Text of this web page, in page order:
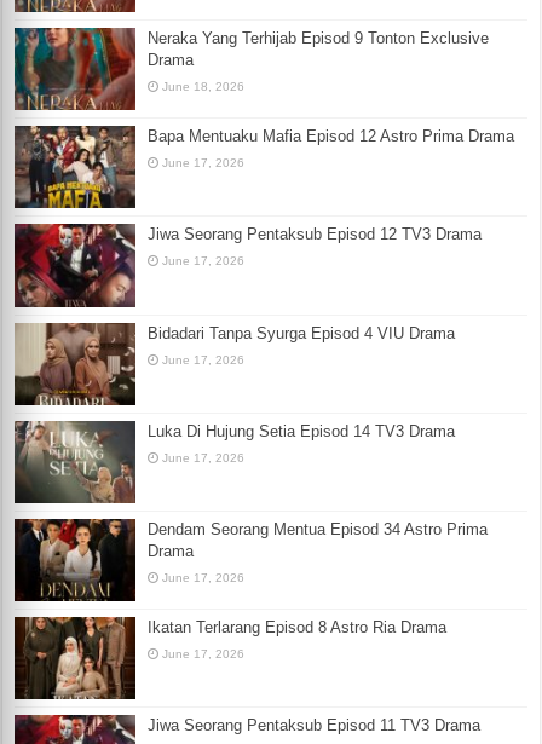
Neraka Yang Terhijab Episod 9 Tonton Exclusive
Drama
June 18, 2026
Bapa Mentuaku Mafia Episod 12 Astro Prima Drama
June 17, 2026
Jiwa Seorang Pentaksub Episod 12 TV3 Drama
June 17, 2026
Bidadari Tanpa Syurga Episod 4 VIU Drama
June 17, 2026
Luka Di Hujung Setia Episod 14 TV3 Drama
June 17, 2026
Dendam Seorang Mentua Episod 34 Astro Prima
Drama
June 17, 2026
Ikatan Terlarang Episod 8 Astro Ria Drama
June 17, 2026
Jiwa Seorang Pentaksub Episod 11 TV3 Drama